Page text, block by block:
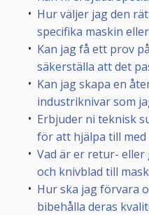
Hur väljer jag den
specifika maskin
Kan jag få ett prov
säkerställa att det
Kan jag skapa en
industriknivar som
Erbjuder ni teknisk
för att hjälpa till med
Vad är er retur-
och knivblad till
Hur ska jag förvara
bibehålla deras